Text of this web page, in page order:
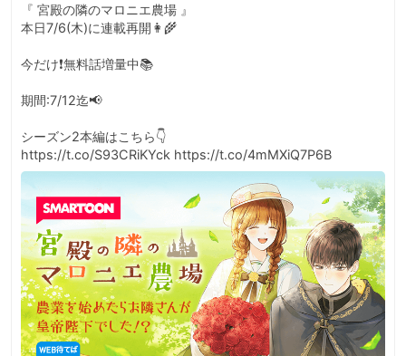
『 宮殿の隣のマロニエ農場 』
本日7/6(木)に連載再開👩‍🌾
今だけ❗️無料話増量中📚
期間:7/12迄📢
シーズン2本編はこちら👇
https://t.co/S93CRiKYck https://t.co/4mMXiQ7P6B